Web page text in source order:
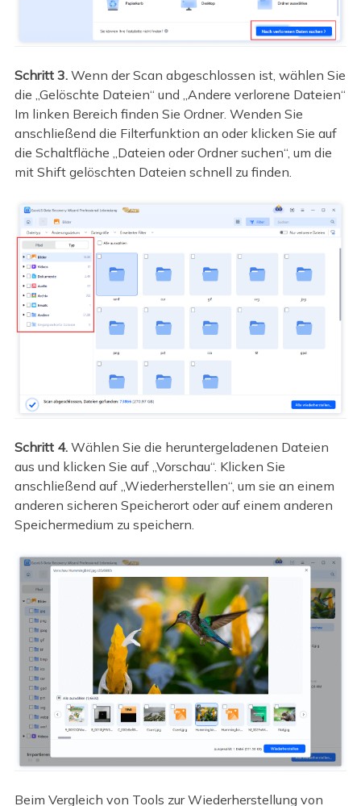
Schritt 3.Wenn der Scan abgeschlossen ist, wählen Sie
die „Gelöschte Dateien“ und „Andere verlorene Dateien“
Im linken Bereich finden Sie Ordner. Wenden Sie
anschließend die Filterfunktion an oder klicken Sie auf
die Schaltfläche „Dateien oder Ordner suchen“, um die
mit Shift gelöschten Dateien schnell zu finden.
Schritt 4.Wählen Sie die heruntergeladenen Dateien
aus und klicken Sie auf „Vorschau“. Klicken Sie
anschließend auf „Wiederherstellen“, um sie an einem
anderen sicheren Speicherort oder auf einem anderen
Speichermedium zu speichern.
Beim Vergleich von Tools zur Wiederherstellung von